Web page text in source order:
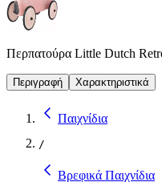
Περπατούρα Little Dutch
Περιγραφή Χαρακτηριστικά
Παιχνίδια
/
Βρεφικά Παιχνίδια